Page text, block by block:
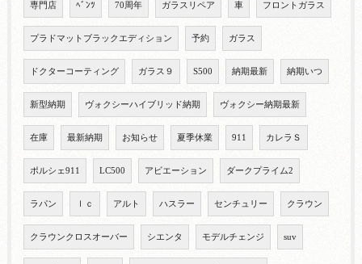
専門店 ﾍﾞﾝﾂ 70周年 ガラスリペア 車 フロントガラス
プラドマットブラックエディション 予約 ガラス
ドクターコーティング ガラス９ S500 納期最新 納期いつ
新型納期 ヴォクシーハイブリッド納期 ヴォクシー納期最新
在庫 最新納期 お知らせ 夏季休業 911 カレラＳ
ポルシェ911 LC500 アビエーション ダークプライム2
ラパン ｌｃ アルト ハスラー センチュリー クラウン
クラウンクロスオーバー シエンタ モデルチェンジ suv